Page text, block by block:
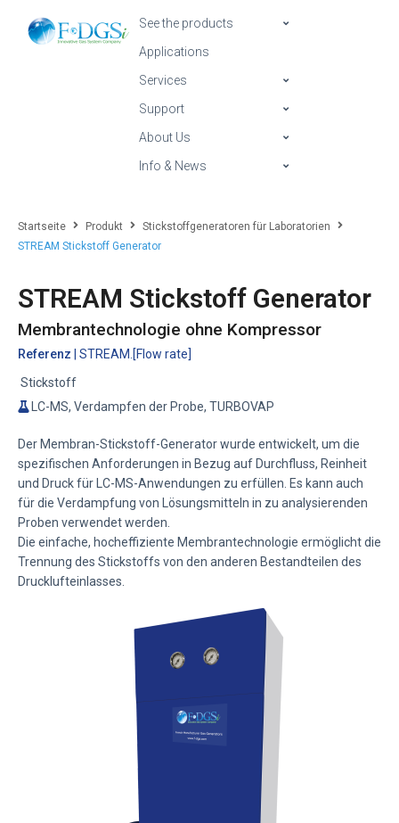
See the products
Applications
Services
Support
About Us
Info & News
Startseite Produkt
Stickstoffgeneratoren für Laboratorien
STREAM Stickstoff Generator
STREAM Stickstoff Generator
Membrantechnologie ohne Kompressor
Referenz | STREAM.[Flow rate]
Stickstoff
LC-MS, Verdampfen der Probe, TURBOVAP
Der Membran-Stickstoff-Generator wurde entwickelt, um die
spezifischen Anforderungen in Bezug auf Durchfluss, Reinheit
und Druck für LC-MS-Anwendungen zu erfüllen. Es kann auch
für die Verdampfung von Lösungsmitteln in zu analysierenden
Proben verwendet werden.
Die einfache, hocheffiziente Membrantechnologie ermöglicht die
Trennung des Stickstoffs von den anderen Bestandteilen des
Drucklufteinlasses.